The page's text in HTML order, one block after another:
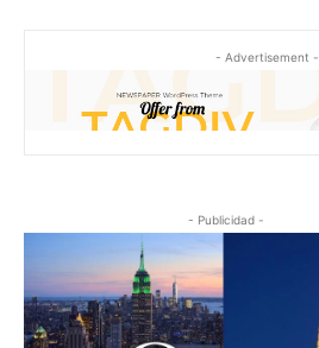
- Advertisement -
- Publicidad -